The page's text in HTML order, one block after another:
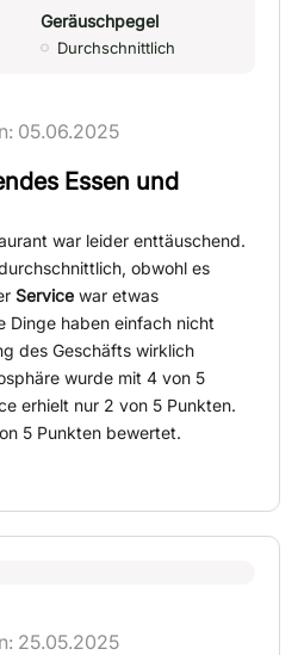
Geräuschpegel
Durchschnittlich
05.06.2025
Essen und
war leider enttäuschend.
obwohl es
Service war etwas
Dinge haben einfach nicht
des Geschäfts wirklich
wurde mit 4 von 5
erhielt nur 2 von 5 Punkten.
5 Punkten bewertet.
25.05.2025